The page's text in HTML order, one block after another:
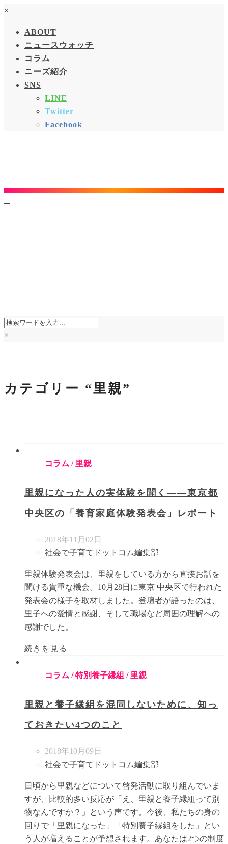
×
ABOUT
ニュースウォッチ
コラム
ニーズ紹介
SNS
LINE
Twitter
Facebook
×
カテゴリー “里親”
コラム / 里親
里親になった人の実体験を聞く――東京都
中央区の「養育家庭体験発表会」レポート
2018年11月02日
社会で子育てドットコム編集部
里親体験発表会は、里親をしている方から直接お話を
聞ける貴重な機会。10月28日に東京 中央区で行われた
発表会の様子を取材しました。登壇者が語ったのは、
里子への愛情と感謝、そして職場など周囲の理解への
感謝でした。
続きを見る
コラム /特別養子縁組 / 里親
里親と養子縁組を混同しないために、知っ
ておきたい4つのこと
2018年10月09日
社会で子育てドットコム編集部
日頃から里親などについて啓発活動に取り組んでいま
すが、比較的多い反応が「え、里親と養子縁組って別
物なんですか？」という声です。今後、私たちの身の
回りで「里親になった」「特別養子縁組をした」とい
う人が増えることが予想されます。あなたは2つの制度